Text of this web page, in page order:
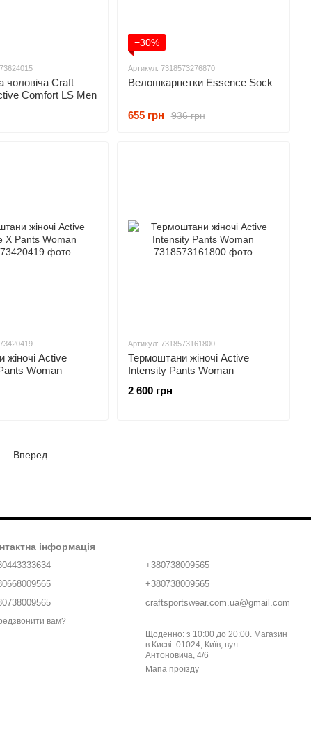
чоловіча Craft
Comfort LS Men
−30%
Артикул: 7318573276870
Велошкарпетки Essence Sock
936 грн
655 грн
жіночі Active
Woman
Артикул: 7318573161800
Термоштани жіночі Active
Intensity Pants Woman
2 600 грн
Вперед
інформація
вам?
+380738009565
+380738009565
craftsportswear.com.ua@gmail.com
Щоденно: з 10:00 до 20:00. Магазин
в Києві: 01024, Київ, вул.
Антоновича, 4/6
Мапа проїзду